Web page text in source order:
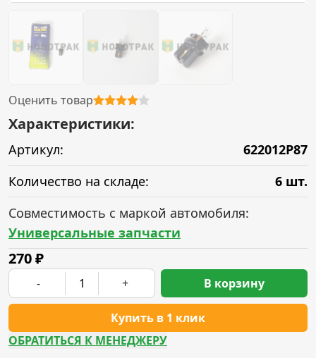
Оценить товар
Характеристики:
Артикул:
622012P87
Количество на складе:
6 шт.
Совместимость с маркой автомобиля:
Универсальные запчасти
270₽
- +
Купить в 1 клик
В корзину
ОБРАТИТЬСЯ К МЕНЕДЖЕРУ